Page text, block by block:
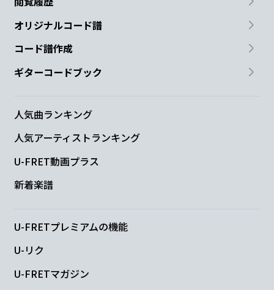
オリジナルコード譜
コード譜作成
ギターコードブック
人気曲ランキング
人気アーティストランキング
U-FRET動画プラス
新着楽譜
U-FRETプレミアムの機能
U-リク
U-FRETマガジン